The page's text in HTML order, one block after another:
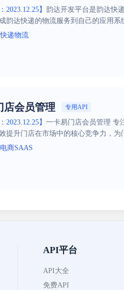
2023.12.25】 韵达开发平台是韵达快
韵达快递的物流服务到自己的应用
快递物流
店会员管理 专用API
2023.12.25】 一卡易门店会员管理 专
提升门店在市场中的核心竞争力，
电商SAAS
API平台
API大全
免费API